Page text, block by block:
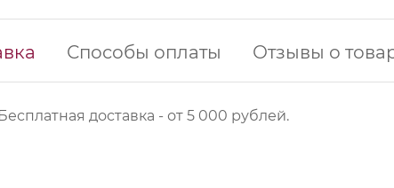
Способы оплаты Отзывы о
есплатная доставка - от 5 000 рублей.